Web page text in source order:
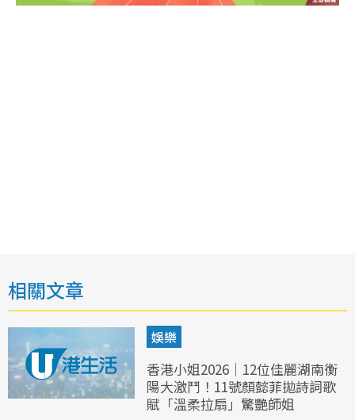
相關文章
娛樂
香港小姐2026｜12位佳麗湖南衡
陽大激鬥！11號顏懿菲拋詩詞歌
賦「溫柔拉扇」驚艷師姐